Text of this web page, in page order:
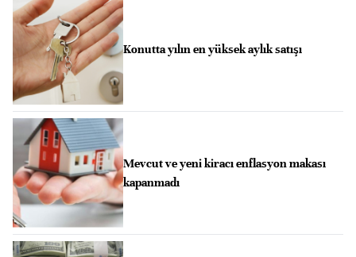
Konutta yılın en yüksek aylık satışı
Mevcut ve yeni kiracı enflasyon makası
kapanmadı